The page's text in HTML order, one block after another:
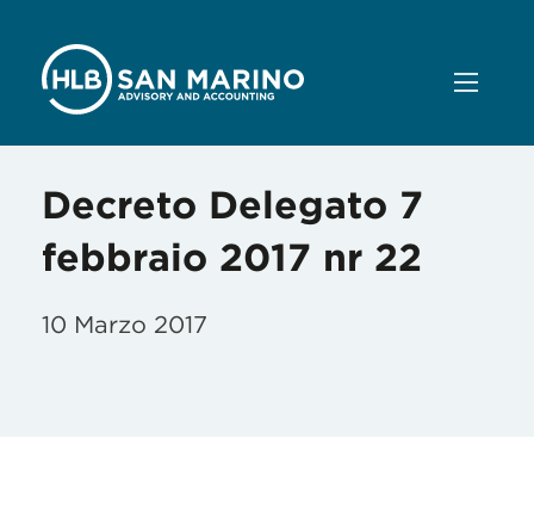
Decreto Delegato 7
febbraio 2017 nr 22
10 Marzo 2017